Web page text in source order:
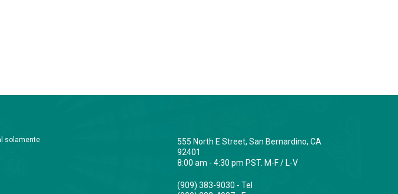
solamente
555 North E Street, San Bernardino, CA
92401
8:00 am - 4:30 pm PST. M-F / L-V
(909) 383-9030 - Tel